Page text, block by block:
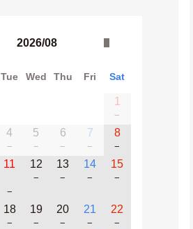
2026/08
Tue Wed Thu Fri Sat
1
−
4
−
5
−
6
−
7
−
8
−
11
−
12
−
13
−
14
−
15
−
18
−
19
−
20
−
21
−
22
−